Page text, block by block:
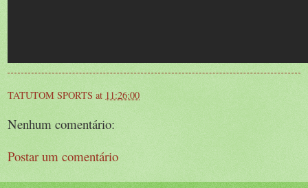
TATUTOM SPORTS at 11:26:00
Nenhum comentário:
Postar um comentário